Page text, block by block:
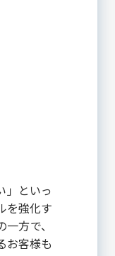
」といっ
を強化す
方で、
お客様も